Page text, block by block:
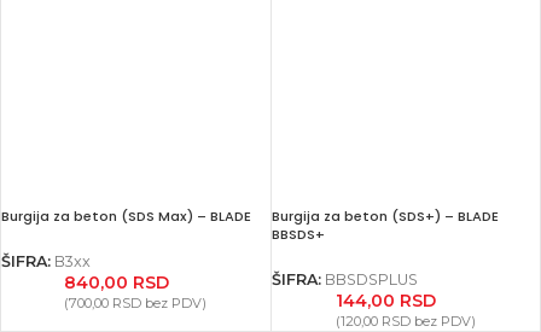
Burgija za beton (SDS Max) – BLADE
ŠIFRA: B3xx
840,00 RSD
(700,00 RSD bez PDV)
Burgija za beton (SDS+) – BLADE
BBSDS+
ŠIFRA: BBSDSPLUS
144,00 RSD
(120,00 RSDbez PDV)